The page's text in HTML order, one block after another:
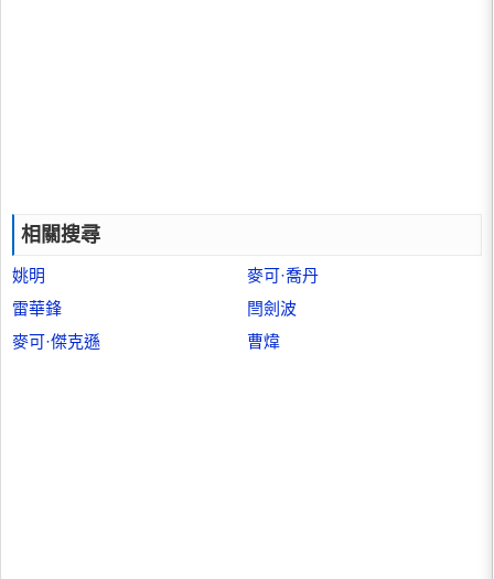
相關搜尋
姚明
麥可·喬丹
雷華鋒
閆劍波
麥可·傑克遜
曹煒